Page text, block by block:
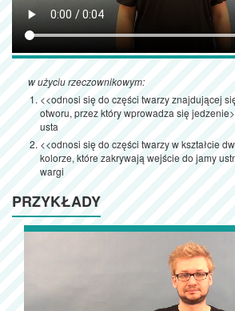
w użyciu rzeczownikowym:
<<odnosi się do części twarzy znajdującej
otworu, przez który wprowadza się
usta
<<odnosi się do części twarzy w kształcie
kolorze, które zakrywają wejście do jamy
wargi
PRZYKŁADY